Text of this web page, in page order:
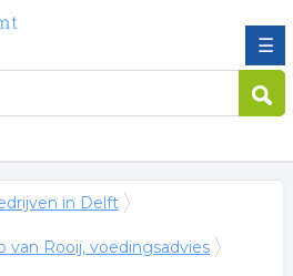
☰
in Delft
van Rooij, voedingsadvies